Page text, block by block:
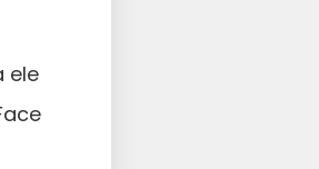
ele